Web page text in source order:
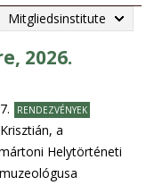
Mitgliedsinstitute
2026.
RENDEZVÉNYEK
a
Helytörténeti